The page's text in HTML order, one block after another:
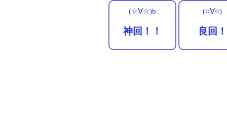
(☆∀☆)b
神回！！
(○∀○)
良回！